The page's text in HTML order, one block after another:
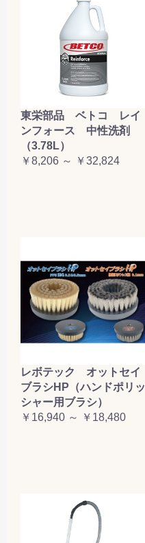
東栄部品 ベトコ レイ
ンフォース 中性洗剤
（3.78L）
￥8,206 ～ ￥32,824
レボテック オットセイ
ブラシHP（ハンドポリッ
シャー用ブラシ）
￥16,940 ～ ￥18,480